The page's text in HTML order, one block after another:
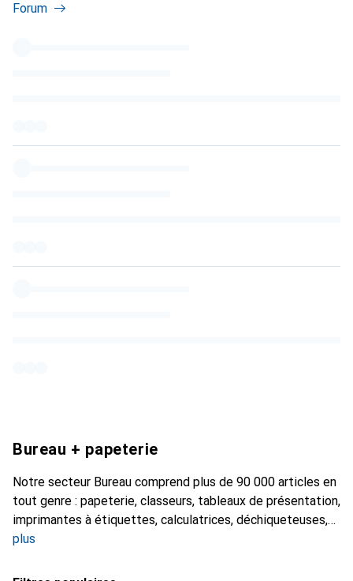
Forum
Bureau + papeterie
Notre secteur Bureau comprend plus de 90 000 articles en
tout genre : papeterie, classeurs, tableaux de présentation,
imprimantes à étiquettes, calculatrices, déchiqueteuses,
plus